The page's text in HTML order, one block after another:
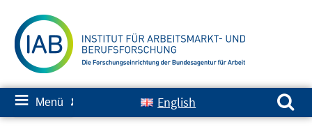
zum
Inhalt
≡ Menü ✘ English
Suchen nach: